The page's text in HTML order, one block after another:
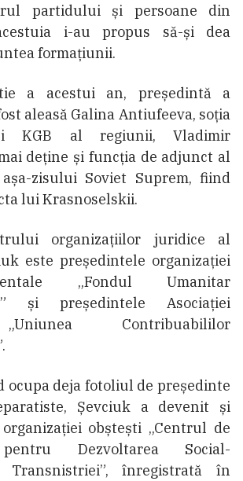
partidului și persoane din
i-au propus să-și dea
formațiunii.
a acestui an, președintă a
aleasă Galina Antiufeeva, soția
KGB al regiunii, Vladimir
deține și funcția de adjunct al
zisului Soviet Suprem, fiind
lui Krasnoselskii.
organizațiilor juridice al
este președintele organizației
„Fondul Umanitar
și președintele Asociației
Contribuabililor
ocupa deja fotoliul de președinte
Șevciuk a devenit și
obștești „Centrul de
Dezvoltarea Social-
Transnistriei”, înregistrată în